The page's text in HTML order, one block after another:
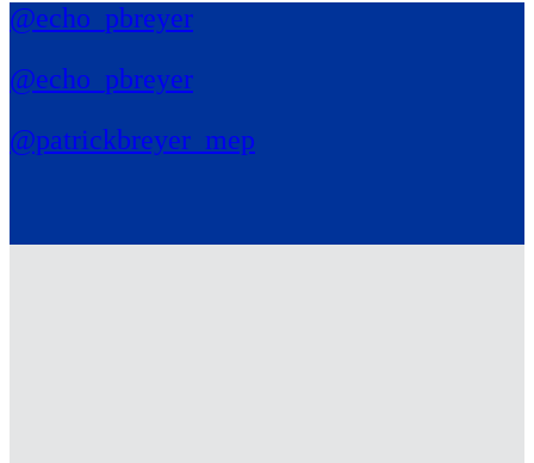
@echo_pbreyer
@echo_pbreyer
@patrickbreyer_mep